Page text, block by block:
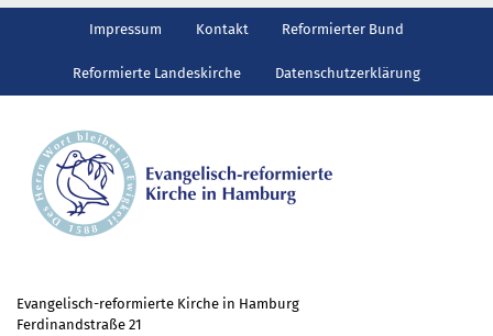
Gottesdienst
Reisen
Jugend
Familiengottesdienst
Konfirmandenunterricht
Konfi-Rookies
Diakonie
Impressum Kontakt Reformierter Bund
Reformierte Landeskirche Datenschutzerklärung
Evangelisch-reformierte Kirche in Hamburg
Ferdinandstraße 21